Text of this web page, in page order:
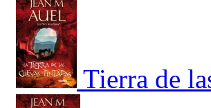
Tierra de